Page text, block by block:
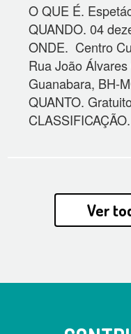
O QUE É.
QUANDO. 04
ONDE. Centro
Rua João
Guanabara, BH-
QUANTO.
Ver